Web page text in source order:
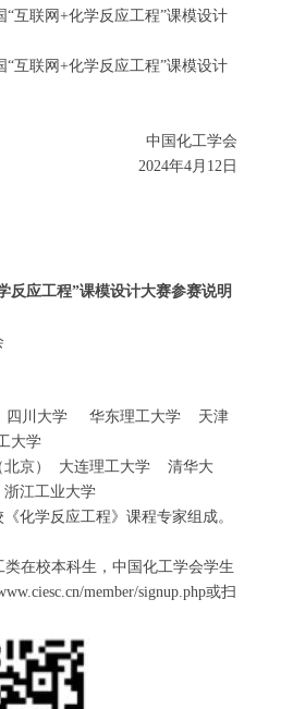
“互联网 +化学反应工程”课模设计
“互联网 +化学反应工程”课模设计
中国化工学会
2024年4月 12 日
反应工程”课模设计大赛参赛说明
四川大学 华东理工大学 天津
大学
北京） 大连理工大学 清华大
江工业大学
化学反应工程》课程专家组成。
在校本科生，中国化工学会学生
member/signup.php或扫